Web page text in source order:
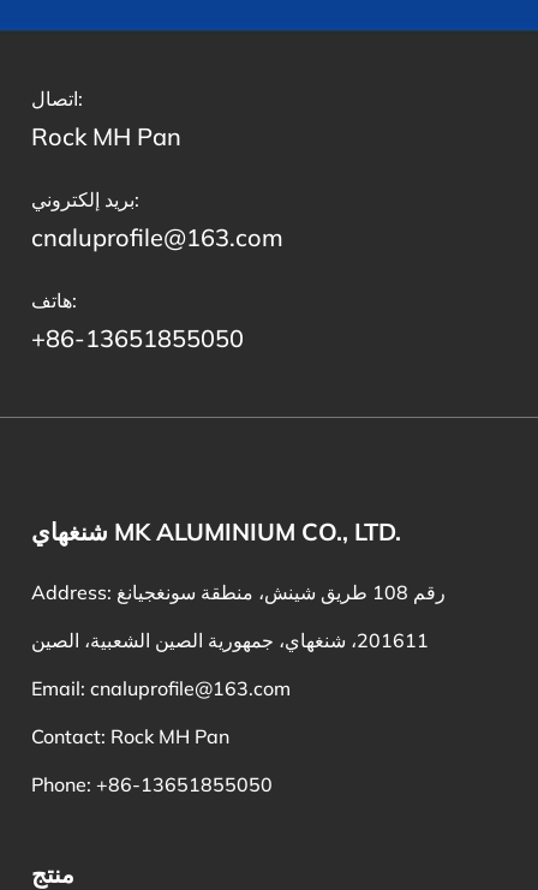
اتصال:
Rock MH Pan
بريد إلكتروني:
cnaluprofile@163.com
هاتف:
+86-13651855050
شنغهاي MK ALUMINIUM CO., LTD.
Address: رقم 108 طريق شينش، منطقة سونغجيانغ
201611، شنغهاي، جمهورية الصين الشعبية، الصين
Email:cnaluprofile@163.com
Contact: Rock MH Pan
Phone: +86-13651855050
منتج